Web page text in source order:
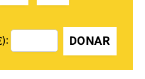
DONAR